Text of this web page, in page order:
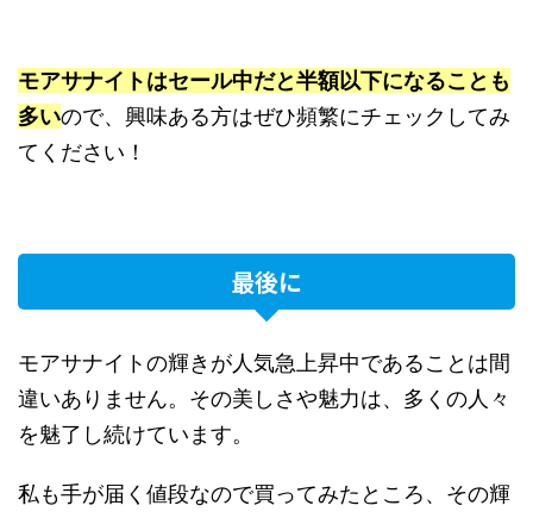
モアサナイトはセール中だと半額以下になることも
多いので、興味ある方はぜひ頻繁にチェックしてみ
てください！
最後に
モアサナイトの輝きが人気急上昇中であることは間
違いありません。その美しさや魅力は、多くの人々
を魅了し続けています。
私も手が届く値段なので買ってみたところ、その輝